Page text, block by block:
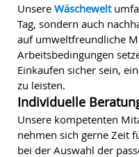
Unsere Wäschewelt
Tag, sondern auch
auf umweltfreundliche
Arbeitsbedingungen
Einkaufen sicher sein,
zu leisten.
Individuelle
Unsere kompetenten
nehmen sich gerne Zeit
bei der Auswahl der